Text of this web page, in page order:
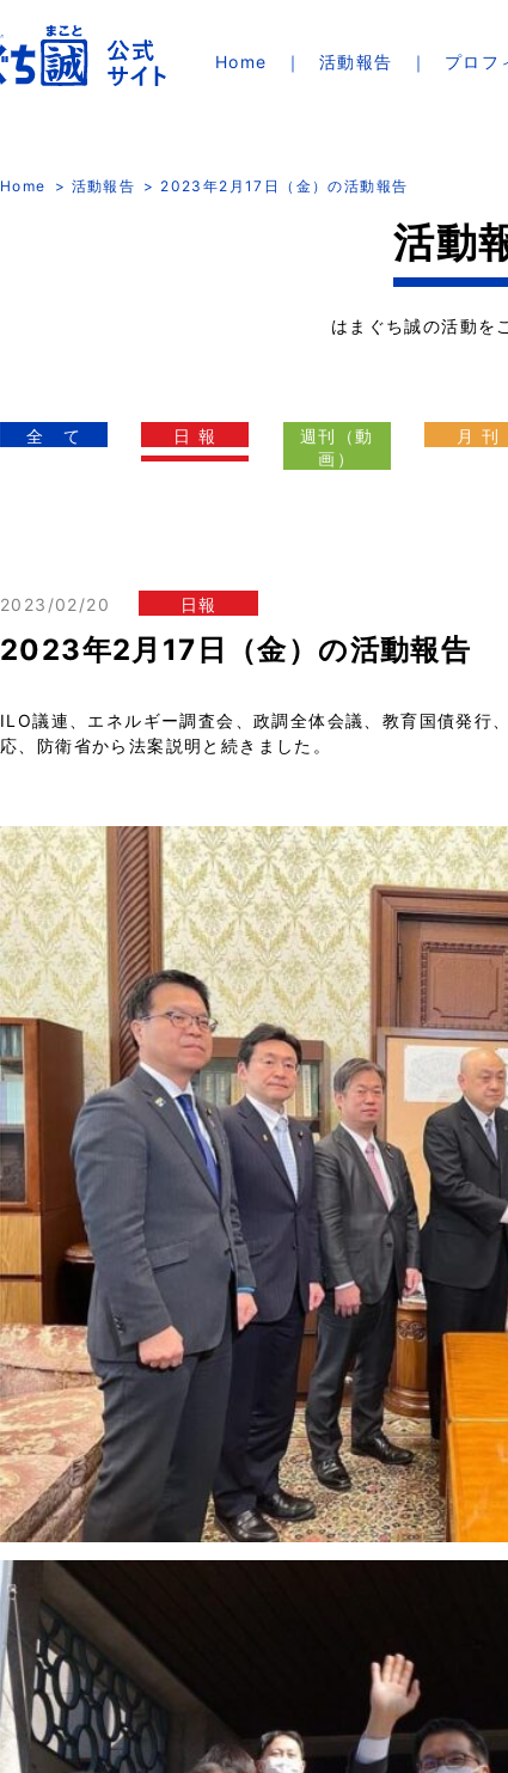
Home 活動報告 プロフ
Home 活動報告 2023年2月17日（金）の活動報告
活動
はまぐち誠の活動を
全 て 日 報
週刊（動
画）
月 刊
2023/02/20 日報
2023年2月17日（金）の活動報告
ILO議連、エネルギー調査会、政調全体会議、教育国債発行
応、防衛省から法案説明と続きました。